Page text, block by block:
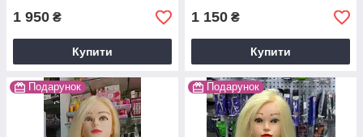
1 950 ₴
Купити
1 150 ₴
Купити
Подарунок Подарунок